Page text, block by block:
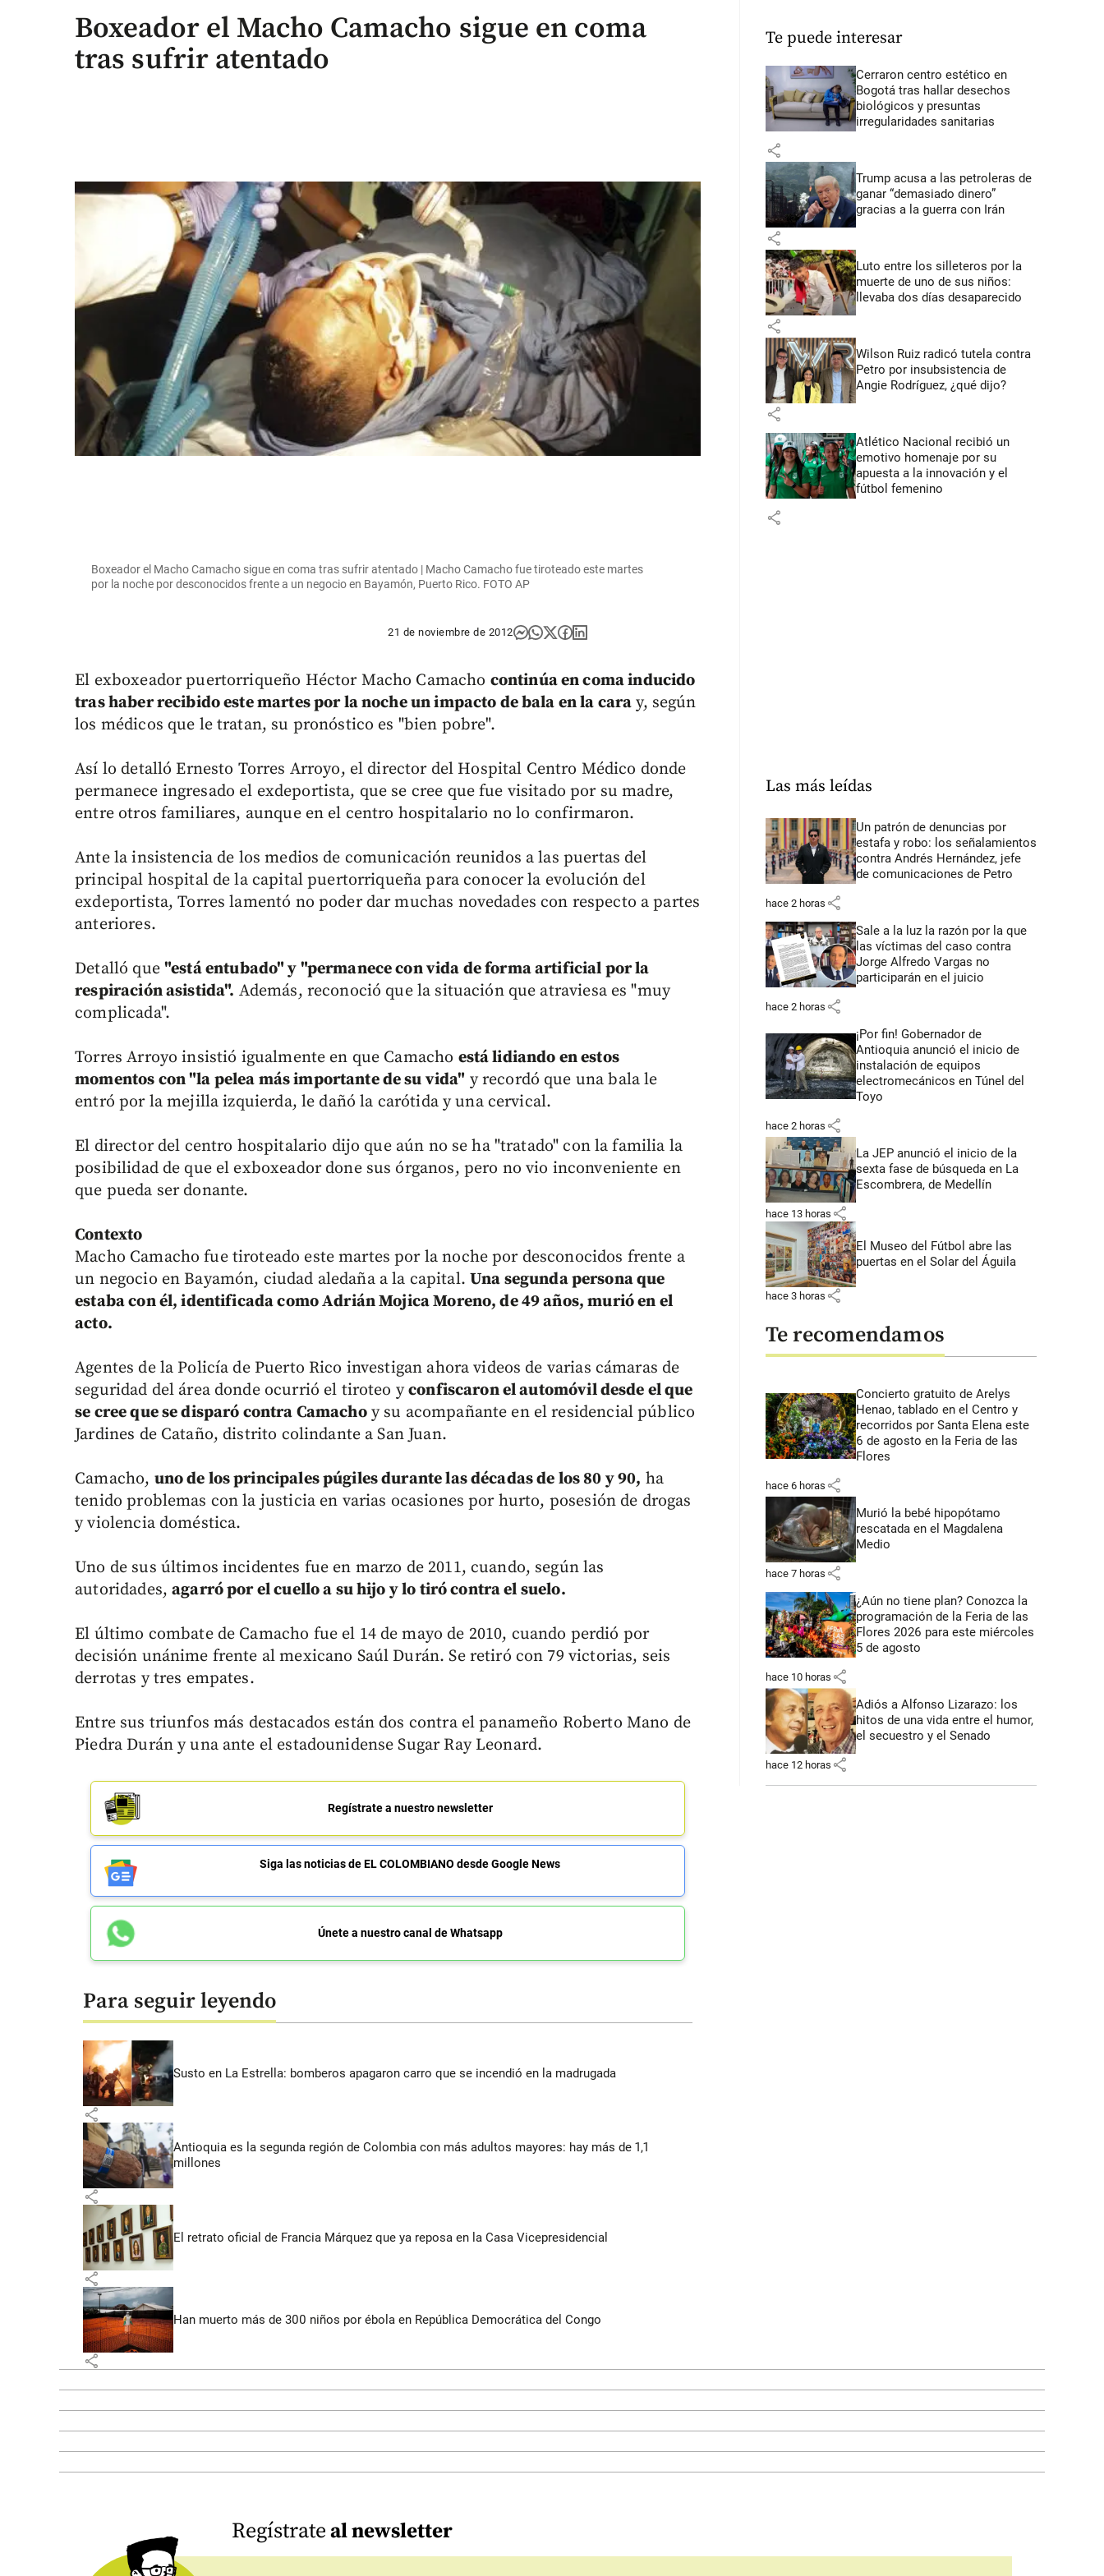
Boxeador el Macho Camacho sigue en coma
tras sufrir atentado
Boxeador el Macho Camacho sigue en coma tras sufrir atentado | Macho Camacho fue tiroteado este martes
por la noche por desconocidos frente a un negocio en Bayamón, Puerto Rico. FOTO AP
21 de noviembre de 2012
El exboxeador puertorriqueño Héctor Macho Camacho continúa en coma inducido
tras haber recibido este martes por la noche un impacto de bala en la cara y, según
los médicos que le tratan, su pronóstico es "bien pobre".
Así lo detalló Ernesto Torres Arroyo, el director del Hospital Centro Médico donde
permanece ingresado el exdeportista, que se cree que fue visitado por su madre,
entre otros familiares, aunque en el centro hospitalario no lo confirmaron.
Ante la insistencia de los medios de comunicación reunidos a las puertas del
principal hospital de la capital puertorriqueña para conocer la evolución del
exdeportista, Torres lamentó no poder dar muchas novedades con respecto a partes
anteriores.
Detalló que "está entubado" y "permanece con vida de forma artificial por la
respiración asistida". Además, reconoció que la situación que atraviesa es "muy
complicada".
Torres Arroyo insistió igualmente en que Camacho está lidiando en estos
momentos con "la pelea más importante de su vida" y recordó que una bala le
entró por la mejilla izquierda, le dañó la carótida y una cervical.
El director del centro hospitalario dijo que aún no se ha "tratado" con la familia la
posibilidad de que el exboxeador done sus órganos, pero no vio inconveniente en
que pueda ser donante.
Contexto
Macho Camacho fue tiroteado este martes por la noche por desconocidos frente a
un negocio en Bayamón, ciudad aledaña a la capital. Una segunda persona que
estaba con él, identificada como Adrián Mojica Moreno, de 49 años, murió en el
acto.
Agentes de la Policía de Puerto Rico investigan ahora videos de varias cámaras de
seguridad del área donde ocurrió el tiroteo yconfiscaron el automóvil desde el que
se cree que se disparó contra Camachoy su acompañante en el residencial público
Jardines de Cataño, distrito colindante a San Juan.
Camacho, uno de los principales púgiles durante las décadas de los 80 y 90, ha
tenido problemas con la justicia en varias ocasiones por hurto, posesión de drogas
y violencia doméstica.
Uno de sus últimos incidentes fue en marzo de 2011, cuando, según las
autoridades,agarró por el cuello a su hijo y lo tiró contra el suelo.
El último combate de Camacho fue el 14 de mayo de 2010, cuando perdió por
decisión unánime frente al mexicano Saúl Durán. Se retiró con 79 victorias, seis
derrotas y tres empates.
Entre sus triunfos más destacados están dos contra el panameño Roberto Mano de
Piedra Durán y una ante el estadounidense Sugar Ray Leonard.
Regístrate a nuestro newsletter
Siga las noticias de EL COLOMBIANO desde Google News
Únete a nuestro canal de Whatsapp
Para seguir leyendo
Susto en La Estrella: bomberos apagaron carro que se incendió en la madrugada
share
Antioquia es la segunda región de Colombia con más adultos mayores: hay más de 1,1
millones
share
El retrato oficial de Francia Márquez que ya reposa en la Casa Vicepresidencial
share
Han muerto más de 300 niños por ébola en República Democrática del Congo
share
Te puede interesar
Cerraron centro estético en
Bogotá tras hallar desechos
biológicos y presuntas
irregularidades sanitarias
share
Trump acusa a las petroleras de
ganar “demasiado dinero”
gracias a la guerra con Irán
share
Luto entre los silleteros por la
muerte de uno de sus niños:
llevaba dos días desaparecido
share
Wilson Ruiz radicó tutela contra
Petro por insubsistencia de
Angie Rodríguez, ¿qué dijo?
share
Atlético Nacional recibió un
emotivo homenaje por su
apuesta a la innovación y el
fútbol femenino
share
Las más leídas
Un patrón de denuncias por
estafa y robo: los señalamientos
contra Andrés Hernández, jefe
de comunicaciones de Petro
hace 2 horas share
Sale a la luz la razón por la que
las víctimas del caso contra
Jorge Alfredo Vargas no
participarán en el juicio
hace 2 horas share
¡Por fin! Gobernador de
Antioquia anunció el inicio de
instalación de equipos
electromecánicos en Túnel del
Toyo
hace 2 horas share
La JEP anunció el inicio de la
sexta fase de búsqueda en La
Escombrera, de Medellín
hace 13 horas share
El Museo del Fútbol abre las
puertas en el Solar del Águila
hace 3 horas share
Te recomendamos
Concierto gratuito de Arelys
Henao, tablado en el Centro y
recorridos por Santa Elena este
6 de agosto en la Feria de las
Flores
hace 6 horas share
Murió la bebé hipopótamo
rescatada en el Magdalena
Medio
hace 7 horas share
¿Aún no tiene plan? Conozca la
programación de la Feria de las
Flores 2026 para este miércoles
5 de agosto
hace 10 horas share
Adiós a Alfonso Lizarazo: los
hitos de una vida entre el humor,
el secuestro y el Senado
hace 12 horas share
Regístrateal newsletter